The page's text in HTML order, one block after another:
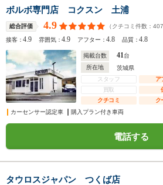
ボルボ専門店 コクスン 土浦
総合評価 4.9 （クチコミ件数： 407
接客：4.9 雰囲気：4.9 アフター：4.8 品質：4.8
掲載台数 41台
所在地
茨城県
スタッフ
ア
買取
クチコミ
ク
カーセンサー認定車
購入プラン付き車両
電話する
タウロスジャパン つくば店